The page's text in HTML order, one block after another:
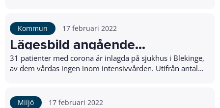
Kommun 17 februari 2022
Lägesbild angående
coronapandemin den 17
31 patienter med corona är inlagda på sjukhus i Blekinge,
av dem vårdas ingen inom intensivvården. Utifrån antalet
Miljö 17 februari 2022